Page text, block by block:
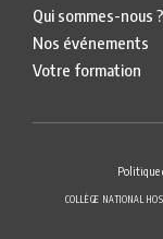
Qui sommes-nous ?
Nos événements
Votre formation
Politique
COLLÈGE NATIONAL